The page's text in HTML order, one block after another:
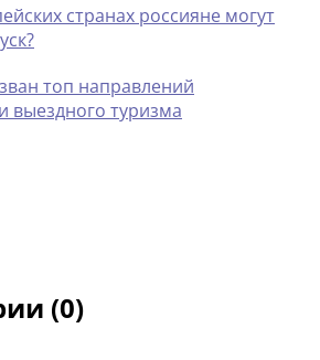
странах россияне могут
топ направлений
выездного туризма
(0)